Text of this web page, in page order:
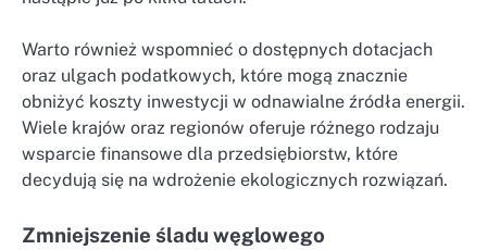
Warto również wspomnieć o dostępnych dotacjach
oraz ulgach podatkowych, które mogą znacznie
obniżyć koszty inwestycji w odnawialne źródła energii.
Wiele krajów oraz regionów oferuje różnego rodzaju
wsparcie finansowe dla przedsiębiorstw, które
decydują się na wdrożenie ekologicznych rozwiązań.
Zmniejszenie śladu węglowego